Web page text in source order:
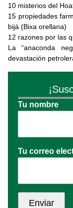
10 misterios del
15 propiedades
bijá (Bixa orellana)
12 razones por las
La “anaconda
devastación
Tu nombre
Tu correo